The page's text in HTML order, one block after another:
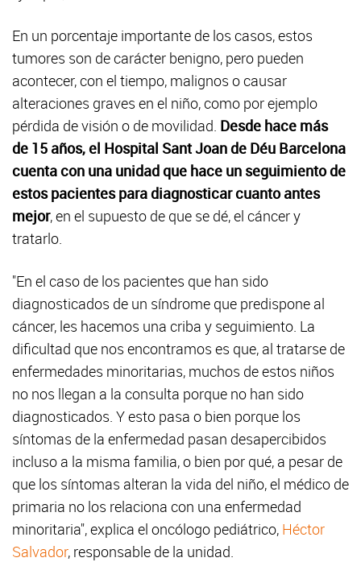
En un porcentaje importante de los casos, estos
tumores son de carácter benigno, pero pueden
acontecer, con el tiempo, malignos o causar
alteraciones graves en el niño, como por ejemplo
pérdida de visión o de movilidad. Desde hace más
de 15 años, el Hospital Sant Joan de Déu Barcelona
cuenta con una unidad que hace un seguimiento de
estos pacientes para diagnosticar cuanto antes
mejor, en el supuesto de que se dé, el cáncer y
tratarlo.
"En el caso de los pacientes que han sido
diagnosticados de un síndrome que predispone al
cáncer, les hacemos una criba y seguimiento. La
dificultad que nos encontramos es que, al tratarse de
enfermedades minoritarias, muchos de estos niños
no nos llegan a la consulta porque no han sido
diagnosticados. Y esto pasa o bien porque los
síntomas de la enfermedad pasan desapercibidos
incluso a la misma familia, o bien por qué, a pesar de
que los síntomas alteran la vida del niño, el médico de
primaria no los relaciona con una enfermedad
minoritaria", explica el oncólogo pediátrico, Héctor
Salvador, responsable de la unidad.